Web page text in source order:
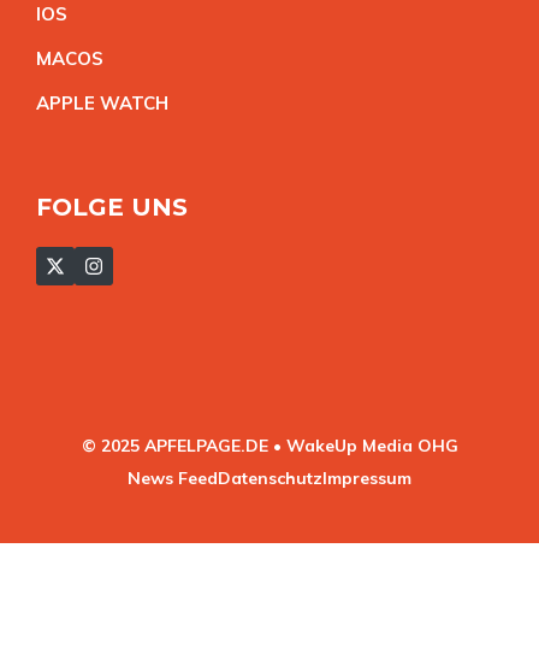
IOS
MACOS
APPLE WATCH
FOLGE UNS
© 2025 APFELPAGE.DE • WakeUp Media OHG
News FeedDatenschutzImpressum